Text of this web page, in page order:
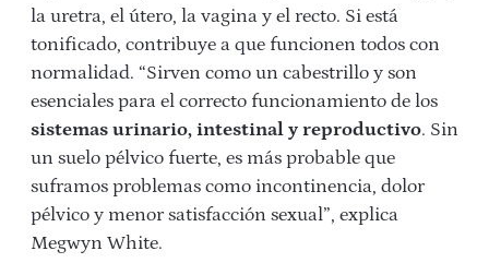
la uretra, el útero, la vagina y el recto. Si está
tonificado, contribuye a que funcionen todos con
normalidad. “Sirven como un cabestrillo y son
esenciales para el correcto funcionamiento de los
sistemas urinario, intestinal y reproductivo. Sin
un suelo pélvico fuerte, es más probable que
suframos problemas como incontinencia, dolor
pélvico y menor satisfacción sexual”, explica
Megwyn White.